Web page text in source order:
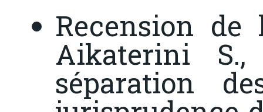
Recension de
Aikaterini
séparation